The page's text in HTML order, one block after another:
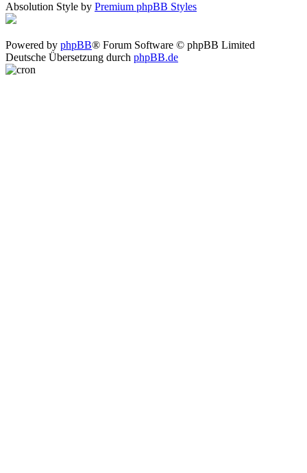
Absolution Style by Premium phpBB Styles
Powered by phpBB® Forum Software © phpBB Limited
Deutsche Übersetzung durch phpBB.de